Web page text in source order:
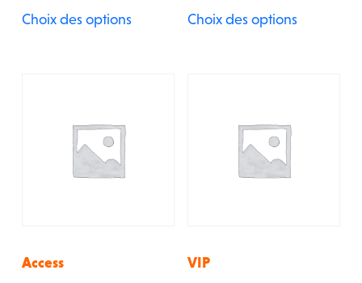
59,88 €
à
Choix des options
34,88 €
à
Choix des options
Access VIP